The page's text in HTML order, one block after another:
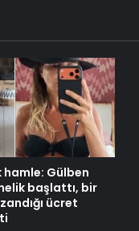
hamle: Gülben
başlattı, bir
ücret